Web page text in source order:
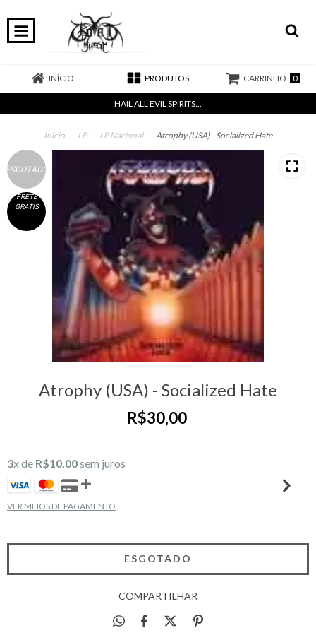
INÍCIO PRODUTOS CARRINHO 0
HAIL ALL EVIL SPIRITS...
Início - LP - LP Nacional - Atrophy (USA) - Socialized Hate
ESGOTADO
FRETE
GRÁTIS
Atrophy (USA) - Socialized Hate
R$30,00
3x de R$10,00sem juros
VER MEIOS DE PAGAMENTO
COMPARTILHAR